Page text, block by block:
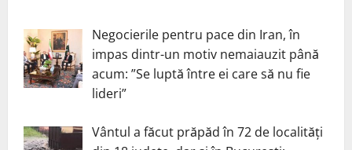
Negocierile pentru pace din Iran, în
impas dintr-un motiv nemaiauzit până
acum: ”Se luptă între ei care să nu fie
lideri”
Vântul a făcut prăpăd în 72 de localități